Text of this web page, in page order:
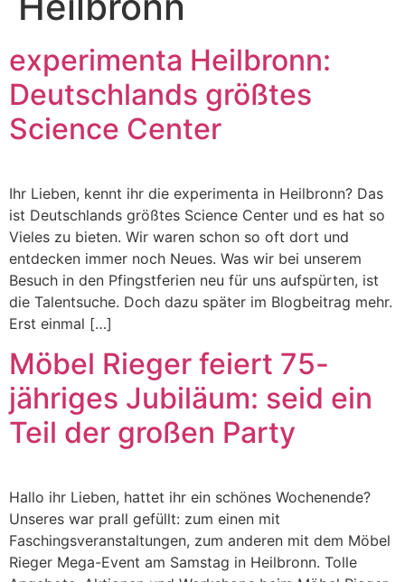
experimenta Heilbronn:
Deutschlands größtes
Science Center
Ihr Lieben, kennt ihr die experimenta in Heilbronn? Das
ist Deutschlands größtes Science Center und es hat so
Vieles zu bieten. Wir waren schon so oft dort und
entdecken immer noch Neues. Was wir bei unserem
Besuch in den Pfingstferien neu für uns aufspürten, ist
die Talentsuche. Doch dazu später im Blogbeitrag mehr.
Erst einmal […]
Möbel Rieger feiert 75-
jähriges Jubiläum: seid ein
Teil der großen Party
Hallo ihr Lieben, hattet ihr ein schönes Wochenende?
Unseres war prall gefüllt: zum einen mit
Faschingsveranstaltungen, zum anderen mit dem Möbel
Rieger Mega-Event am Samstag in Heilbronn. Tolle